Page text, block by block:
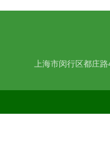
上海市闵行区都庄